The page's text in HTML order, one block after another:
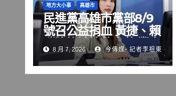
地方大小事 高雄市
民進黨高雄市黨部8/9
號召公益捐血 黃捷、賴
瑞隆挽袖搶救血荒 豐富
限定好禮大方送
8 月 7, 2026 今傳媒- 記者李祖東